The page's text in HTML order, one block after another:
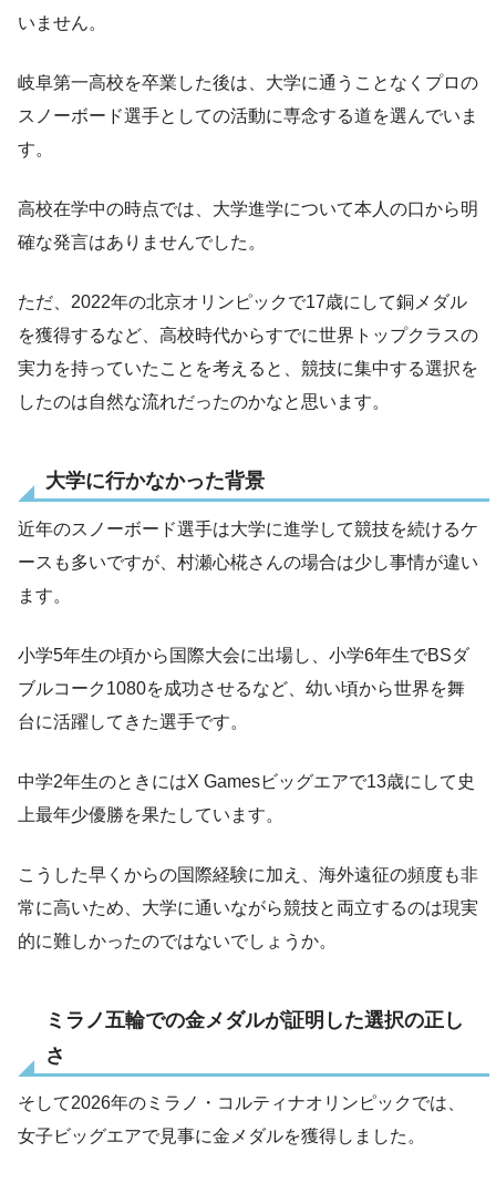
いません。
岐阜第一高校を卒業した後は、大学に通うことなくプロの
スノーボード選手としての活動に専念する道を選んでいま
す。
高校在学中の時点では、大学進学について本人の口から明
確な発言はありませんでした。
ただ、2022年の北京オリンピックで17歳にして銅メダル
を獲得するなど、高校時代からすでに世界トップクラスの
実力を持っていたことを考えると、競技に集中する選択を
したのは自然な流れだったのかなと思います。
大学に行かなかった背景
近年のスノーボード選手は大学に進学して競技を続けるケ
ースも多いですが、村瀬心椛さんの場合は少し事情が違い
ます。
小学5年生の頃から国際大会に出場し、小学6年生でBSダ
ブルコーク1080を成功させるなど、幼い頃から世界を舞
台に活躍してきた選手です。
中学2年生のときにはX Gamesビッグエアで13歳にして史
上最年少優勝を果たしています。
こうした早くからの国際経験に加え、海外遠征の頻度も非
常に高いため、大学に通いながら競技と両立するのは現実
的に難しかったのではないでしょうか。
ミラノ五輪での金メダルが証明した選択の正し
さ
そして2026年のミラノ・コルティナオリンピックでは、
女子ビッグエアで見事に金メダルを獲得しました。